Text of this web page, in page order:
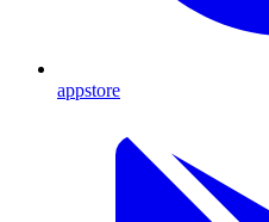
appstore